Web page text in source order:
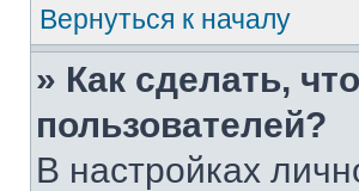
Вернуться к началу
» Как сделать,
пользователей?
В настройках